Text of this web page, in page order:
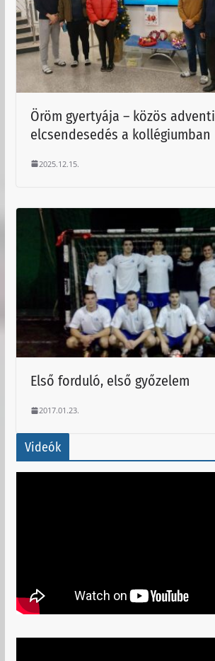
Öröm gyertyája – közös adventi
elcsendesedés a kollégiumban
2025.12.15.
Első forduló, első győzelem
2017.01.23.
Videók